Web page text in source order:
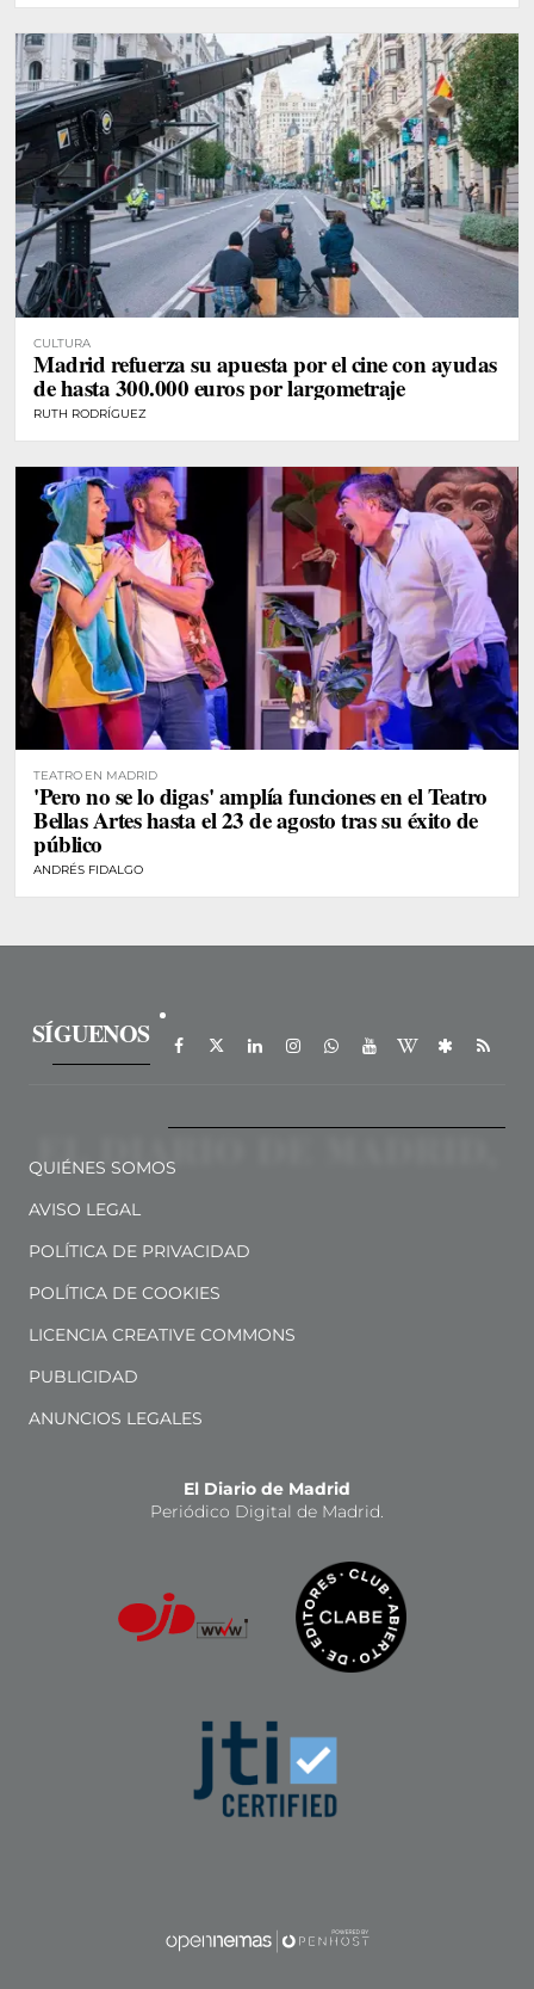
CULTURA
Madrid refuerza su apuesta por el cine con ayudas
de hasta 300.000 euros por largometraje
RUTH RODRÍGUEZ
TEATRO EN MADRID
'Pero no se lo digas' amplía funciones en el Teatro
Bellas Artes hasta el 23 de agosto tras su éxito de
público
ANDRÉS FIDALGO
SÍGUENOS
QUIÉNES SOMOS
AVISO LEGAL
POLÍTICA DE PRIVACIDAD
POLÍTICA DE COOKIES
LICENCIA CREATIVE COMMONS
PUBLICIDAD
ANUNCIOS LEGALES
El Diario de Madrid
Periódico Digital de Madrid.